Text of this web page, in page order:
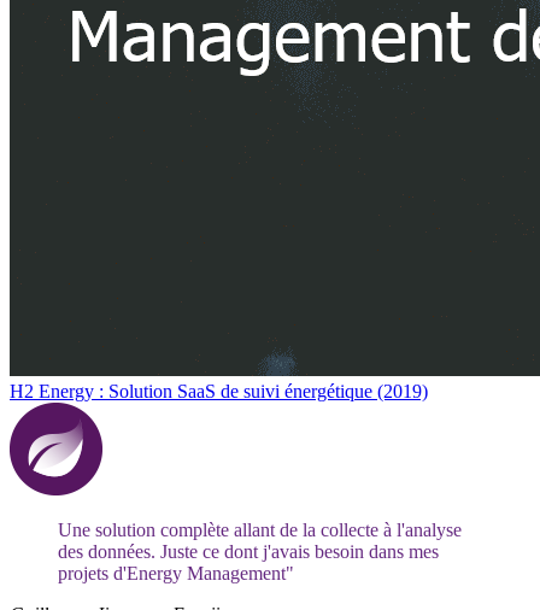
H2 Energy : Solution SaaS de suivi énergétique (2019)
Une solution complète allant de la collecte à l'analyse
des données. Juste ce dont j'avais besoin dans mes
projets d'Energy Management"